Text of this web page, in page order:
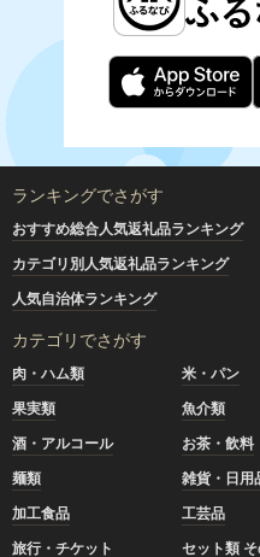
ランキングでさがす
おすすめ総合人気返礼品ランキング
カテゴリ別人気返礼品ランキング
人気自治体ランキング
カテゴリでさがす
肉・ハム類 米・パン
果実類
魚介類
酒・アルコール
お茶・飲料
麺類
雑貨・日用
加工食品
工芸品
旅行・チケット
セット類